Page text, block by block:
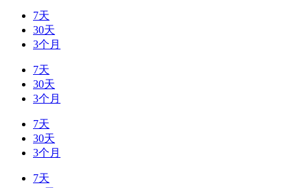
7天
30天
3个月
7天
30天
3个月
7天
30天
3个月
7天